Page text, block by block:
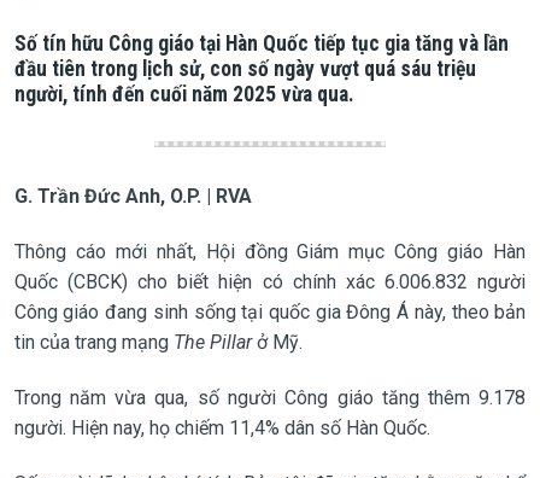
Số tín hữu Công giáo tại Hàn Quốc tiếp tục gia tăng và lần
đầu tiên trong lịch sử, con số ngày vượt quá sáu triệu
người, tính đến cuối năm 2025 vừa qua.
G. Trần Đức Anh, O.P. | RVA
Thông cáo mới nhất, Hội đồng Giám mục Công giáo Hàn
Quốc (CBCK) cho biết hiện có chính xác 6.006.832 người
Công giáo đang sinh sống tại quốc gia Đông Á này, theo bản
tin của trang mạng The Pillarở Mỹ.
Trong năm vừa qua, số người Công giáo tăng thêm 9.178
người. Hiện nay, họ chiếm 11,4% dân số Hàn Quốc.